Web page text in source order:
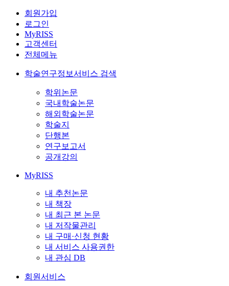
회원가입
로그인
MyRISS
고객센터
전체메뉴
학술연구정보서비스 검색
학위논문
국내학술논문
해외학술논문
학술지
단행본
연구보고서
공개강의
MyRISS
내 추천논문
내 책장
내 최근 본 논문
내 저작물관리
내 구매·신청 현황
내 서비스 사용권한
내 관심 DB
회원서비스